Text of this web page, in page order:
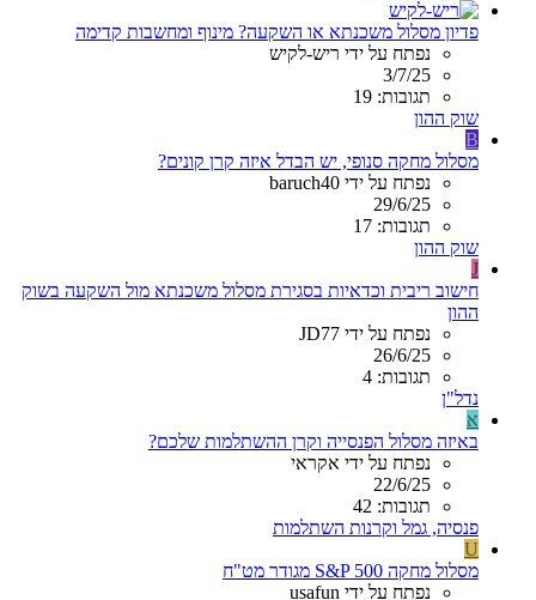
פדיון מסלול משכנתא או השקעה? מינוף ומחשבות קדימה
נפתח על ידי ריש-לקיש
3/7/25
תגובות: 19
שוק ההון
B
מסלול מחקה סנופי, יש הבדל איזה קרן קונים?
נפתח על ידי baruch40
29/6/25
תגובות: 17
שוק ההון
J
חישוב ריבית וכדאיות בסגירת מסלול משכנתא מול השקעה בשוק
ההון
נפתח על ידי JD77
26/6/25
תגובות: 4
נדל"ן
א
באיזה מסלול הפנסייה וקרן ההשתלמות שלכם?
נפתח על ידי אקראי
22/6/25
תגובות: 42
פנסיה, גמל וקרנות השתלמות
U
מסלול מחקה S&P 500 מגודר מט"ח
נפתח על ידי usafun